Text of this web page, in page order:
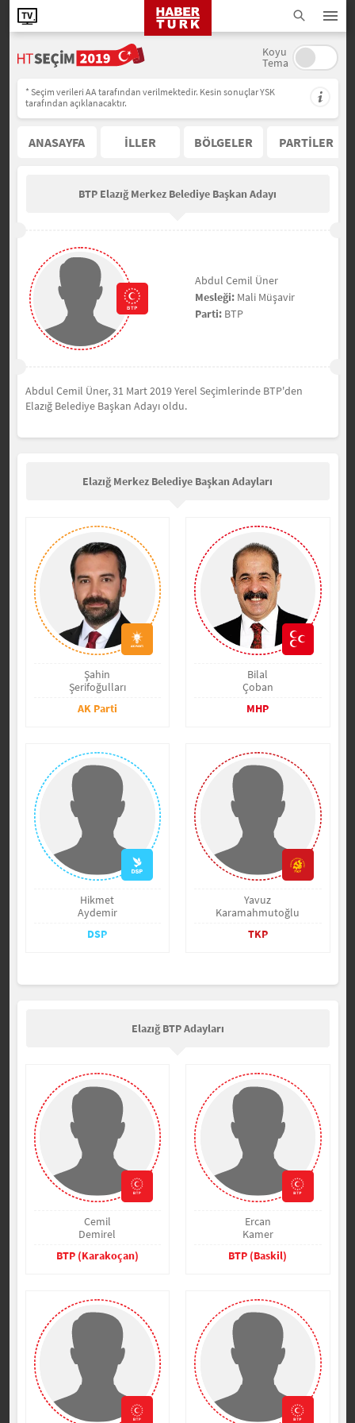
Koyu
Tema
* Seçim verileri AA tarafından verilmektedir. Kesin sonuçlar YSK
tarafından açıklanacaktır.
ANASAYFA İLLER BÖLGELER PARTİLER
BTP Elazığ Merkez Belediye Başkan Adayı
Abdul Cemil Üner
Mesleği: Mali Müşavir
Parti: BTP
Abdul Cemil Üner, 31 Mart 2019 Yerel Seçimlerinde BTP'den
Elazığ Belediye Başkan Adayı oldu.
Elazığ Merkez Belediye Başkan Adayları
Şahin
Şerifoğulları
AK Parti
Bilal
Çoban
MHP
Hikmet
Aydemir
DSP
Yavuz
Karamahmutoğlu
TKP
Elazığ BTP Adayları
Cemil
Demirel
BTP (Karakoçan)
Ercan
Kamer
BTP (Baskil)